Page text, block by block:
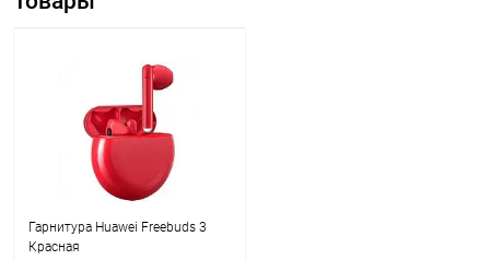
Гарнитура Huawei Freebuds 3
Красная